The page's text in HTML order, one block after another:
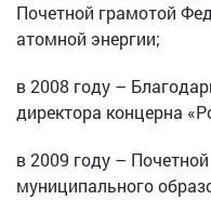
Почетной грамотой
атомной энергии;
в 2008 году –
директора концерна
в 2009 году –
муниципального